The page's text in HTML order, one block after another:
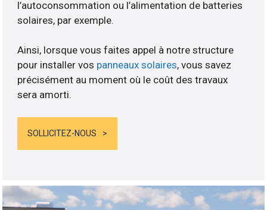
l’autoconsommation ou l’alimentation de batteries
solaires, par exemple.
Ainsi, lorsque vous faites appel à notre structure
pour installer vos panneaux solaires, vous savez
précisément au moment où le coût des travaux
sera amorti.
SOLLICITEZ-NOUS